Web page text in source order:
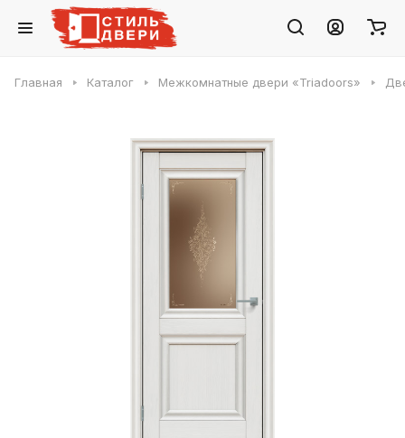
Главная Каталог Межкомнатные двери «Triadoors»